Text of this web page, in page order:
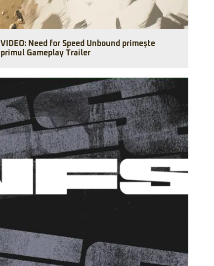
VIDEO: Need for Speed Unbound primește
primul Gameplay Trailer